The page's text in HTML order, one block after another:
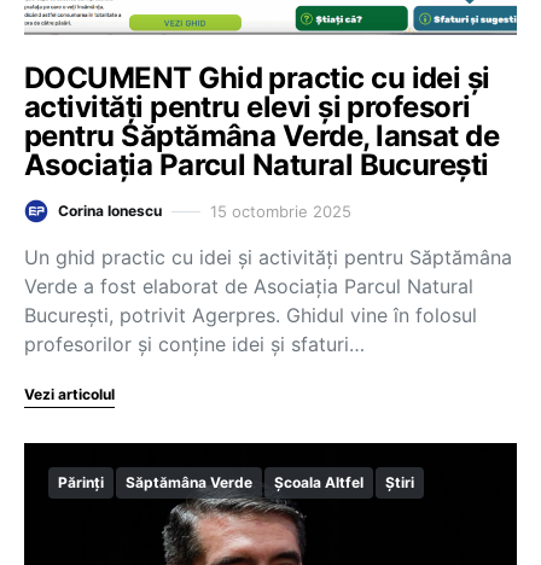
DOCUMENT Ghid practic cu idei şi
activităţi pentru elevi și profesori
pentru Săptămâna Verde, lansat de
Asociaţia Parcul Natural Bucureşti
Corina Ionescu 15 octombrie 2025
Un ghid practic cu idei şi activităţi pentru Săptămâna
Verde a fost elaborat de Asociaţia Parcul Natural
Bucureşti, potrivit Agerpres. Ghidul vine în folosul
profesorilor și conține idei și sfaturi…
Vezi articolul
Părinți Săptămâna Verde Școala Altfel Știri